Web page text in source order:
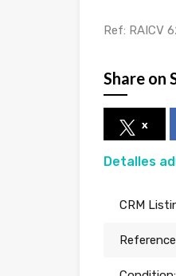
Ref: RAICV
Share on
x
Detalles
CRM